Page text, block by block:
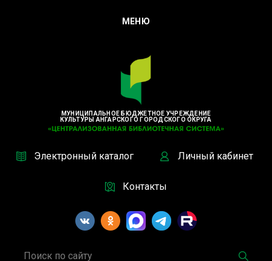
МУНИЦИПАЛЬНОЕ БЮДЖЕТНОЕ УЧРЕЖДЕНИЕ
КУЛЬТУРЫ АНГАРСКОГО ГОРОДСКОГО ОКРУГА
Электронный каталог Личный кабинет
Контакты
МЕНЮ